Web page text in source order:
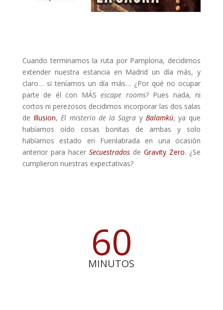
Cuando terminamos la ruta por Pamplona, decidimos
extender nuestra estancia en Madrid un día más, y
claro… si teníamos un día más… ¿Por qué no ocupar
parte de él con MÁSescape rooms? Pues nada, ni
cortos ni perezosos decidimos incorporar las dos salas
de Illusion,El misterio de la Sagra y Balamkú, ya que
habíamos oído cosas bonitas de ambas y solo
habíamos estado en Fuenlabrada en una ocasión
anterior para hacer Secuestrados deGravity Zero. ¿Se
cumplieron nuestras expectativas?
60
MINUTOS